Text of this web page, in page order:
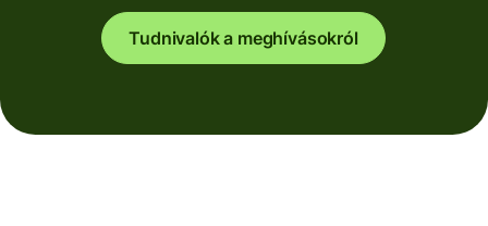
Tudnivalók a meghívásokról